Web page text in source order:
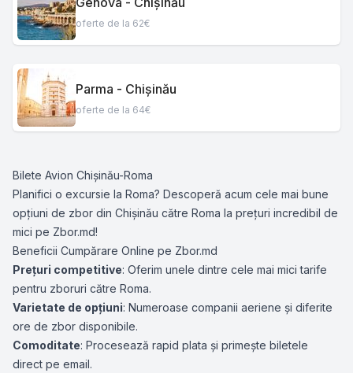
oferte de la 62€
Parma - Chișinău
oferte de la 64€
Bilete Avion Chișinău-Roma
Planifici o excursie la Roma? Descoperă acum cele mai bune
opțiuni de zbor din Chișinău către Roma la prețuri incredibil de
mici pe Zbor.md!
Beneficii Cumpărare Online pe Zbor.md
Prețuri competitive: Oferim unele dintre cele mai mici tarife
pentru zboruri către Roma.
Varietate de opțiuni: Numeroase companii aeriene și diferite
ore de zbor disponibile.
Comoditate: Procesează rapid plata și primește biletele
direct pe email.